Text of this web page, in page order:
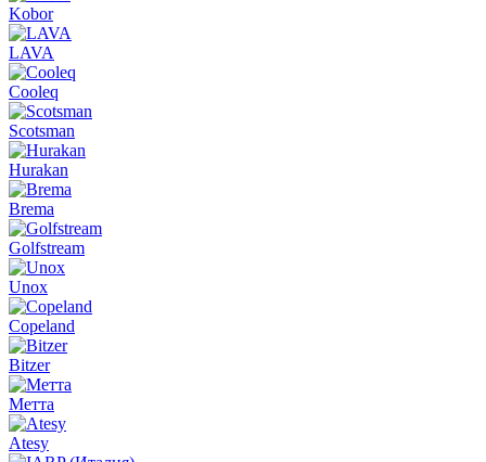
Kobor
LAVA
Cooleq
Scotsman
Hurakan
Brema
Golfstream
Unox
Copeland
Bitzer
Метта
Atesy